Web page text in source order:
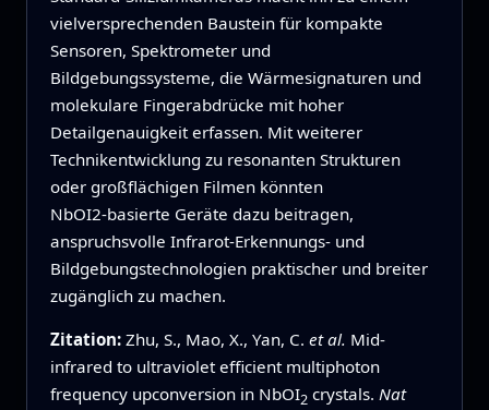
vielversprechenden Baustein für kompakte
Sensoren, Spektrometer und
Bildgebungssysteme, die Wärmesignaturen und
molekulare Fingerabdrücke mit hoher
Detailgenauigkeit erfassen. Mit weiterer
Technikentwicklung zu resonanten Strukturen
oder großflächigen Filmen könnten
NbOI2‑basierte Geräte dazu beitragen,
anspruchsvolle Infrarot‑Erkennungs‑ und
Bildgebungstechnologien praktischer und breiter
zugänglich zu machen.
Zitation: Zhu, S., Mao, X., Yan, C. et al. Mid-
infrared to ultraviolet efficient multiphoton
frequency upconversion in NbOI2crystals. Nat